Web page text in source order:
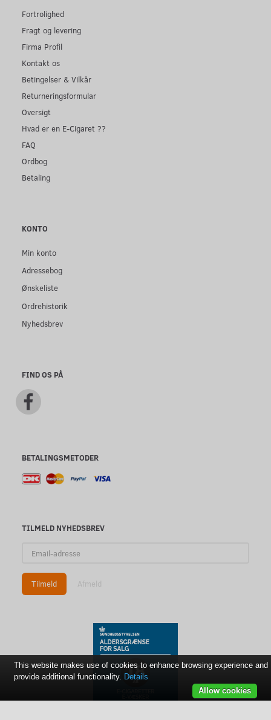
Fortrolighed
Fragt og levering
Firma Profil
Kontakt os
Betingelser & Vilkår
Returneringsformular
Oversigt
Hvad er en E-Cigaret ??
FAQ
Ordbog
Betaling
KONTO
Min konto
Adressebog
Ønskeliste
Ordrehistorik
Nyhedsbrev
FIND OS PÅ
BETALINGSMETODER
TILMELD NYHEDSBREV
adresse
Tilmeld Afmeld
This website makes use of cookies to enhance browsing experience and
provide additional functionality. Details
Allow cookies